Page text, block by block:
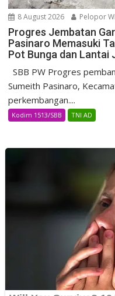
8 August 2026 Pelopor
Progres Jembatan
Pasinaro Memasuki
Pot Bunga dan Lantai
SBB PW Progres
Sumeith Pasinaro,
perkembangan....
Kodim 1513/SBB TNI AD